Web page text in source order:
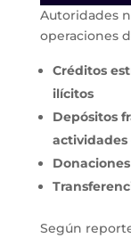
Autoridades
operaciones
Créditos
ilícitos
Depósitos
Según